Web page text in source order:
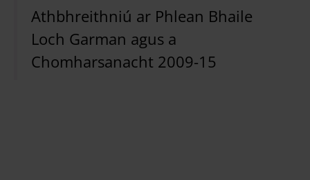
Athbhreithniú ar Phlean Bhaile
Loch Garman agus a
Chomharsanacht 2009-15